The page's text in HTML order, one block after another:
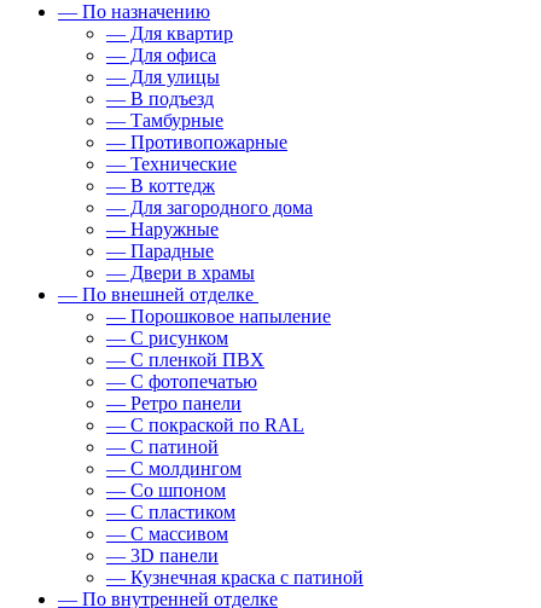
— По назначению
— Для квартир
— Для офиса
— Для улицы
— В подъезд
— Тамбурные
— Противопожарные
— Технические
— В коттедж
— Для загородного дома
— Наружные
— Парадные
— Двери в храмы
— По внешней отделке
— Порошковое напыление
— С рисунком
— С пленкой ПВХ
— С фотопечатью
— Ретро панели
— С покраской по RAL
— С патиной
— С молдингом
— Со шпоном
— С пластиком
— С массивом
— 3D панели
— Кузнечная краска с патиной
— По внутренней отделке